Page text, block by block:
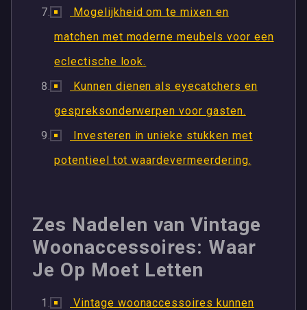
Mogelijkheid om te mixen en
matchen met moderne meubels voor een
eclectische look.
Kunnen dienen als eyecatchers en
gespreksonderwerpen voor gasten.
Investeren in unieke stukken met
potentieel tot waardevermeerdering.
Zes Nadelen van Vintage
Woonaccessoires: Waar
Je Op Moet Letten
Vintage woonaccessoires kunnen